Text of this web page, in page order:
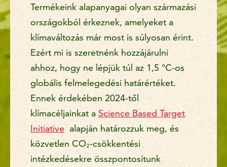
Termékeink alapanyagai olyan származási
országokból érkeznek, amelyeket a
klímaváltozás már most is súlyosan érint.
Ezért mi is szeretnénk hozzájárulni
ahhoz, hogy ne lépjük túl az 1,5 °C-os
globális felmelegedési határértéket.
Ennek érdekében 2024-től
klímacéljainkat a Science Based Target
Initiative alapján határozzuk meg, és
közvetlen CO₂-csökkentési
intézkedésekre összpontosítunk